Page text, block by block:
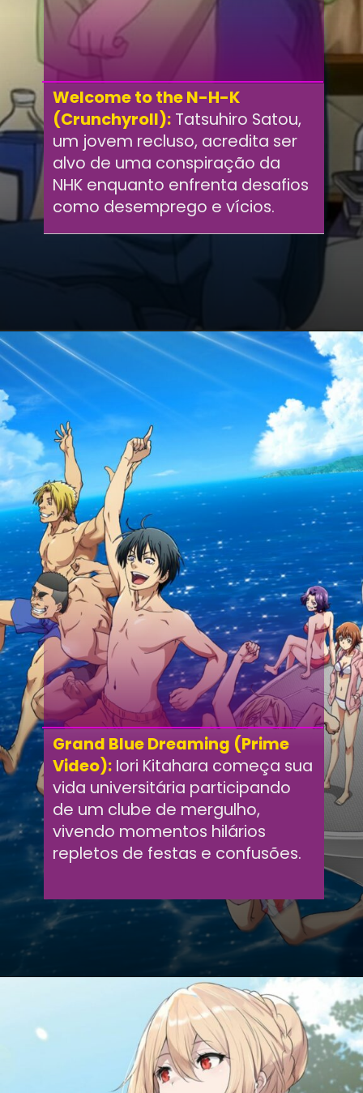
Welcome to the N-H-K
(Crunchyroll): Tatsuhiro Satou,
um jovem recluso, acredita ser
alvo de uma conspiração da
NHK enquanto enfrenta desafios
como desemprego e vícios.
Grand Blue Dreaming (Prime
Video): Iori Kitahara começa sua
vida universitária participando
de um clube de mergulho,
vivendo momentos hilários
repletos de festas e confusões.